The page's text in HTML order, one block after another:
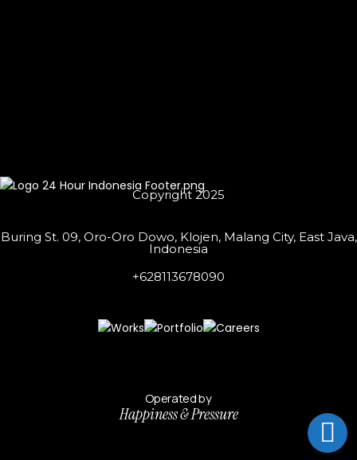
Copyright 2025
Buring St. 09, Oro-Oro Dowo, Klojen, Malang City, East Java,
Indonesia
+628113678090
Operated by
Happiness & Pressure